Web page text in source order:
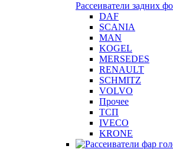
Рассеиватели задних
DAF
SCANIA
MAN
KOGEL
MERSEDES
RENAULT
SCHMITZ
VOLVO
Прочее
ТСП
IVECO
KRONE